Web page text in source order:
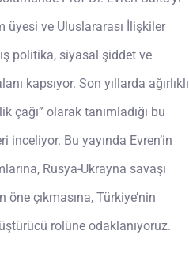
üyesi ve Uluslararası İlişkiler
politika, siyasal şiddet ve
kapsıyor. Son yıllarda ağırlıklı
çağı” olarak tanımladığı bu
Bu yayında Evren’in
Rusya-Ukrayna savaşı
çıkmasına, Türkiye’nin
rolüne odaklanıyoruz.